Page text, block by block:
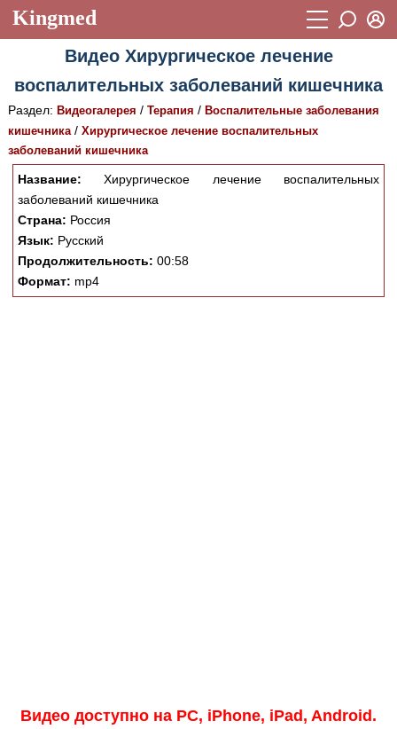
Kingmed
Учебный материал
Видеогалерея 899
Фотогалерея (1906)
Истории болезней 1268
Лекции и презентации
Аккредитационные тесты
Методические рекомендации
Пароль
Восстановить пароль
Регистрация
Видео Хирургическое лечение
воспалительных заболеваний кишечника
Раздел: Видеогалерея / Терапия / Воспалительные заболевания
кишечника/ Хирургическое лечение воспалительных
заболеваний кишечника
Название: Хирургическое лечение воспалительных
заболеваний кишечника
Страна: Россия
Язык: Русский
Продолжительность: 00:58
Формат: mp4
Видео доступно на PC, iPhone, iPad, Android.